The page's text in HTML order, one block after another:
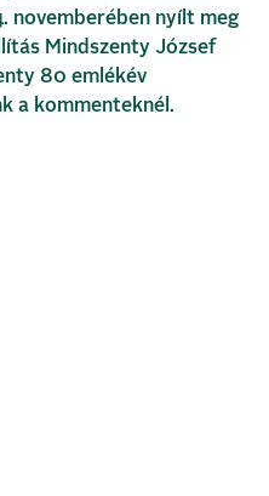
novemberében nyílt meg
Mindszenty József
80 emlékév
a kommenteknél.